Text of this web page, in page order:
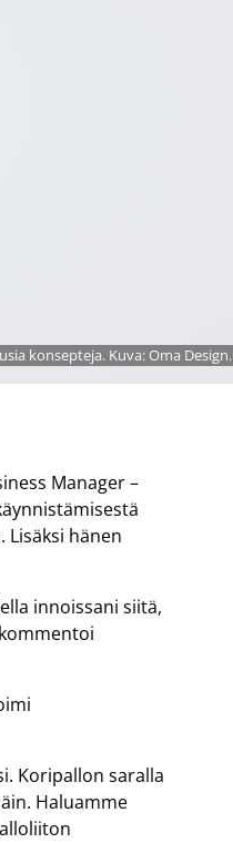
konsepteja. Kuva: Oma Design.
Manager –
hänen
innoissani siitä,
Koripallon saralla
Haluamme